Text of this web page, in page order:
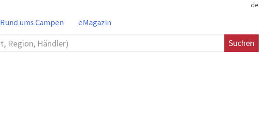
de
Rund ums Campen eMagazin
Suchen